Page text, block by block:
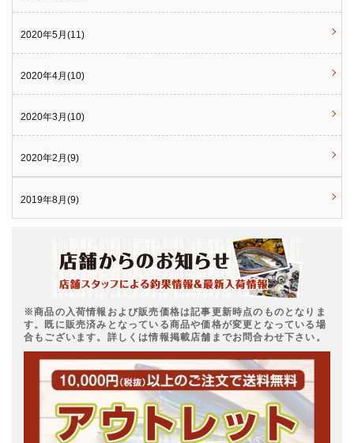
2020年5月(11)
2020年4月(10)
2020年3月(10)
2020年2月(9)
2019年8月(9)
※商品の入荷情報および販売価格は記事更新時点のものとなりま
す。既に販売済みとなっている商品や価格が変更となっている場
合もございます。詳しくは情報掲載店舗までお問合わせ下さい。